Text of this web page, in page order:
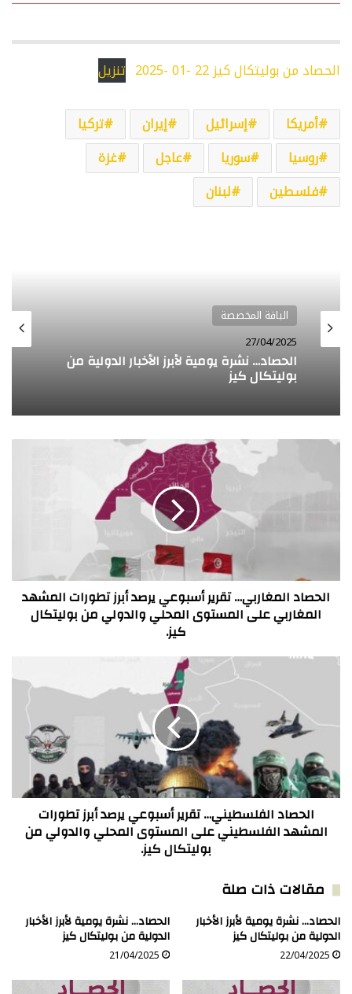
الحصاد من بوليتكال كيز 22 -01 -2025 تنزيل
أمريكا إسرائيل إيران
تركيا
روسيا
سوريا عاجل
غزة
فلسطين
لبنان
الباقة المخصصة
27/04/2025
الحصاد… نشرة يومية لأبرز الأخبار الدولية من
بوليتكال كيز
الباقة المخصصة
26/04/2025
الحصاد… نشرة يومية لأبرز الأخبار الدولية من
الحصاد
المغاربي
على
المستوى
من
الحصاد المغاربي… تقرير أسبوعي يرصد أبرز تطورات المشهد
المغاربي على المستوى المحلي والدولي من بوليتكال
كيز.
الحصاد
أسبوعي
يرصد
تطورات
المشهد
الفلسطيني
المستوى
من
بوليتكال
كيز.
الحصاد الفلسطيني… تقرير أسبوعي يرصد أبرز تطورات
المشهد الفلسطيني على المستوى المحلي والدولي من
بوليتكال كيز.
مقالات ذات صلة
الحصاد… نشرة يومية لأبرز الأخبار
الدولية من بوليتكال كيز
22/04/2025
الحصاد… نشرة يومية لأبرز الأخبار
الدولية من بوليتكال كيز
21/04/2025